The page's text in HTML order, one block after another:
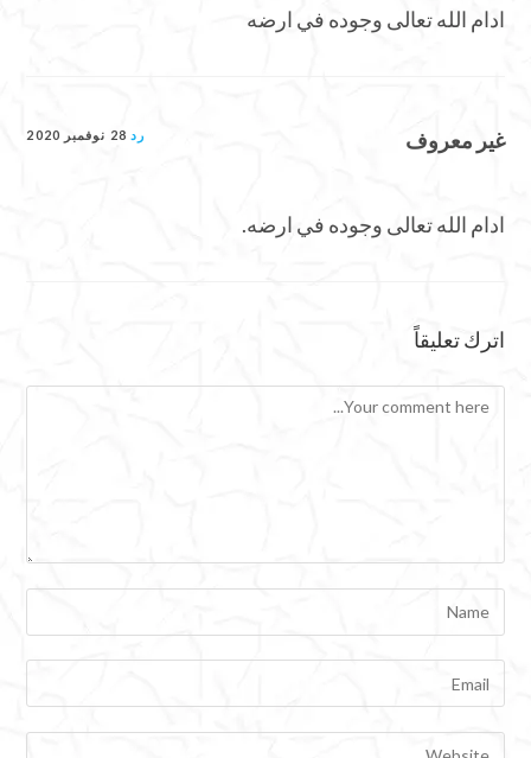
ادام الله تعالى وجوده في ارضه
غير معروف رد 28 نوفمبر 2020
ادام الله تعالى وجوده في ارضه.
اترك تعليقاً